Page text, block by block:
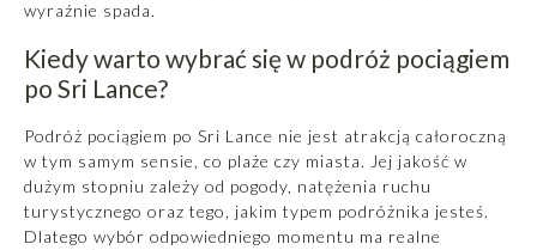
wyraźnie spada.
Kiedy warto wybrać się w podróż pociągiem
po Sri Lance?
Podróż pociągiem po Sri Lance nie jest atrakcją całoroczną
w tym samym sensie, co plaże czy miasta. Jej jakość w
dużym stopniu zależy od pogody, natężenia ruchu
turystycznego oraz tego, jakim typem podróżnika jesteś.
Dlatego wybór odpowiedniego momentu ma realne